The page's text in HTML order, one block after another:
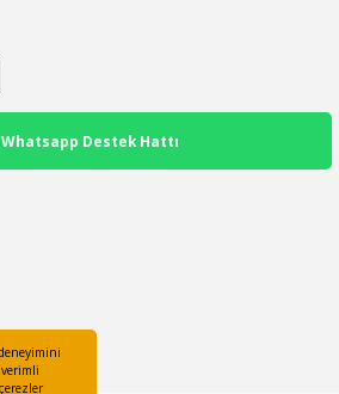
Whatsapp Destek Hattı